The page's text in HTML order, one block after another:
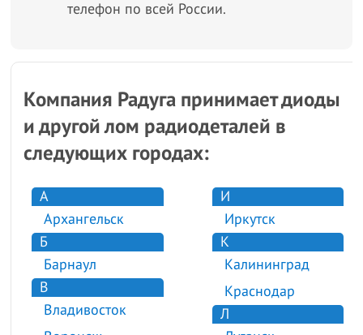
телефон по всей России.
Компания Радуга принимает диоды
и другой лом радиодеталей в
следующих городах:
А
Архангельск
Б
Барнаул
В
Владивосток
И
Иркутск
К
Калининград
Краснодар
Л